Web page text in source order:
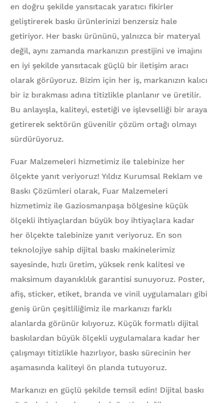
en doğru şekilde yansıtacak yaratıcı fikirler
geliştirerek baskı ürünlerinizi benzersiz hale
getiriyor. Her baskı ürününü, yalnızca bir materyal
değil, aynı zamanda markanızın prestijini ve imajını
en iyi şekilde yansıtacak güçlü bir iletişim aracı
olarak görüyoruz. Bizim için her iş, markanızın kalıcı
bir iz bırakması adına titizlikle planlanır ve üretilir.
Bu anlayışla, kaliteyi, estetiği ve işlevselliği bir araya
getirerek sektörün güvenilir çözüm ortağı olmayı
sürdürüyoruz.
Fuar Malzemeleri hizmetimiz ile talebinize her
ölçekte yanıt veriyoruz! Yıldız Kurumsal Reklam ve
Baskı Çözümleri olarak, Fuar Malzemeleri
hizmetimiz ile Gaziosmanpaşa bölgesine küçük
ölçekli ihtiyaçlardan büyük boy ihtiyaçlara kadar
her ölçekte talebinize yanıt veriyoruz. En son
teknolojiye sahip dijital baskı makinelerimiz
sayesinde, hızlı üretim, yüksek renk kalitesi ve
maksimum dayanıklılık garantisi sunuyoruz. Poster,
afiş, sticker, etiket, branda ve vinil uygulamaları gibi
geniş ürün çeşitliliğimiz ile markanızı farklı
alanlarda görünür kılıyoruz. Küçük formatlı dijital
baskılardan büyük ölçekli uygulamalara kadar her
çalışmayı titizlikle hazırlıyor, baskı sürecinin her
aşamasında kaliteyi ön planda tutuyoruz.
Markanızı en güçlü şekilde temsil edin! Dijital baskı